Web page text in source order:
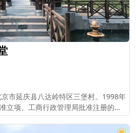
市延庆县八达岭特区三堡村。1998年
立项、工商行政管理局批准注册的企
服务业务。